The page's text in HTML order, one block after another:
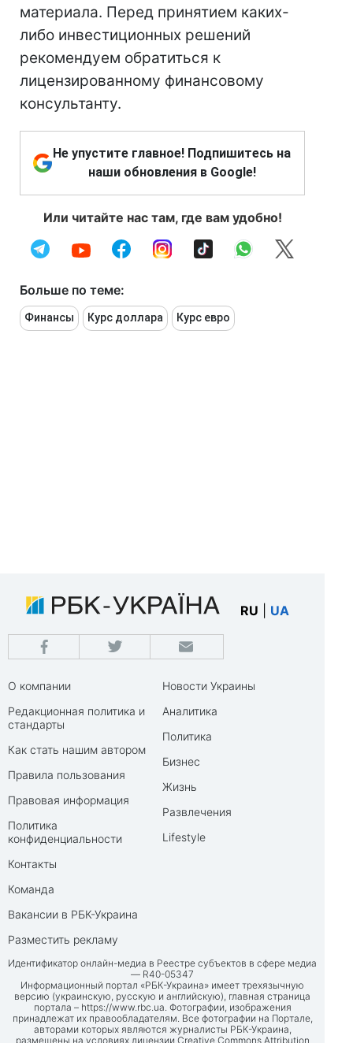
материала. Перед принятием каких-
либо инвестиционных решений
рекомендуем обратиться к
лицензированному финансовому
консультанту.
Не упустите главное! Подпишитесь на
наши обновления в Google!
Или читайте нас там, где вам удобно!
Больше по теме:
Финансы Курс доллара Курс евро
RU UA
О компании
Редакционная политика и
стандарты
Как стать нашим автором
Правила пользования
Правовая информация
Политика
конфиденциальности
Контакты
Команда
Вакансии в РБК-Украина
Разместить рекламу
Новости Украины
Аналитика
Политика
Бизнес
Жизнь
Развлечения
Lifestyle
Идентификатор онлайн-медиа в Реестре субъектов в сфере медиа
— R40-05347
Информационный портал «РБК-Украина» имеет трехязычную
версию (украинскую, русскую и английскую), главная страница
портала – https://www.rbc.ua. Фотографии, изображения
принадлежат их правообладателям. Все фотографии на Портале,
авторами которых являются журналисты РБК-Украина,
размещены на условиях лицензии Creative Commons Attribution